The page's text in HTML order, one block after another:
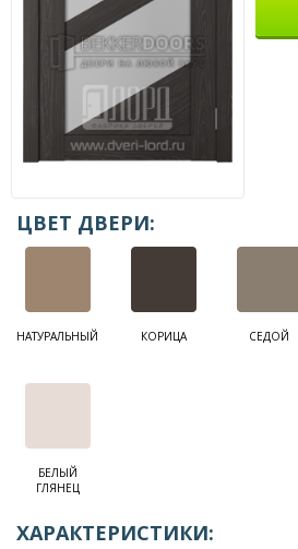
ЦВЕТ ДВЕРИ:
НАТУРАЛЬНЫЙ КОРИЦА СЕДОЙ
БЕЛЫЙ
ГЛЯНЕЦ
ХАРАКТЕРИСТИКИ: